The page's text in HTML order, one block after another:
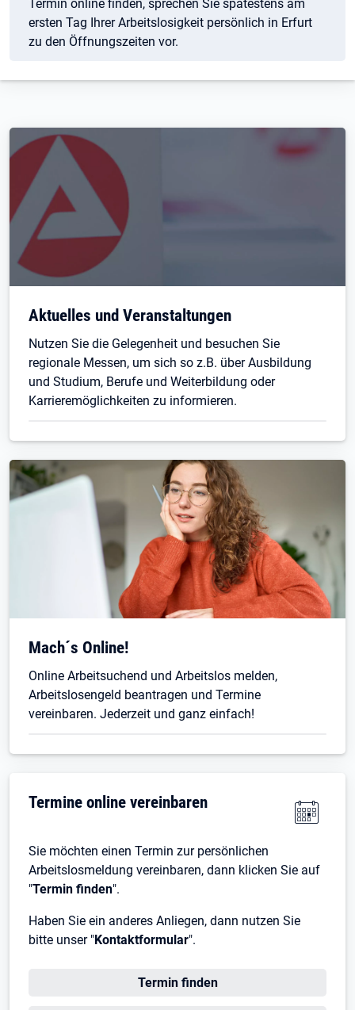
Termin online finden, sprechen Sie spätestens am
ersten Tag Ihrer Arbeitslosigkeit persönlich in Erfurt
zu den Öffnungszeiten vor.
Aktuelles und Veranstaltungen
Nutzen Sie die Gelegenheit und besuchen Sie
regionale Messen, um sich so z.B. über Ausbildung
und Studium, Berufe und Weiterbildung oder
Karrieremöglichkeiten zu informieren.
Mach´s Online!
Online Arbeitsuchend und Arbeitslos melden,
Arbeitslosengeld beantragen und Termine
vereinbaren. Jederzeit und ganz einfach!
Termine online vereinbaren
Sie möchten einen Termin zur persönlichen
Arbeitslosmeldung vereinbaren, dann klicken Sie auf
"Termin finden".
Haben Sie ein anderes Anliegen, dann nutzen Sie
bitte unser "Kontaktformular".
Öffnet in neuem Tab
Termin finden